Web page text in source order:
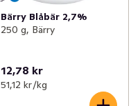
Bärry Blåbär 2,7%
250 g, Bärry
12,78 kr
51,12 kr /kg